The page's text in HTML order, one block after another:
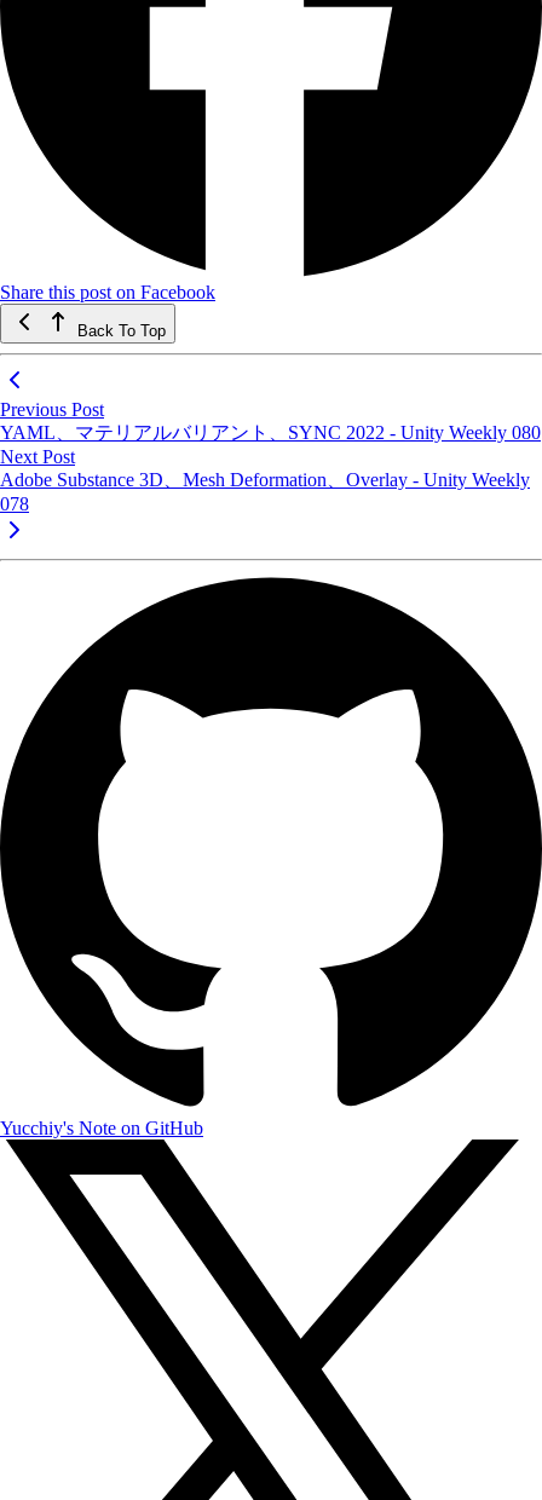
Share this post on Facebook
Back To Top
Previous Post
YAML、マテリアルバリアント、SYNC 2022 - Unity Weekly 080
Next Post
Adobe Substance 3D、Mesh Deformation、Overlay - Unity Weekly
078
Yucchiy's Note on GitHub